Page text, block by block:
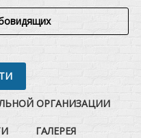
ОРГАНИЗАЦИИ
ГАЛЕРЕЯ